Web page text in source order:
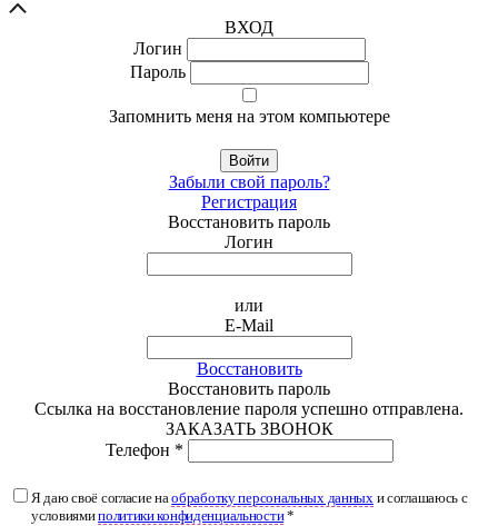
ВХОД
Логин
Пароль
Запомнить меня на этом компьютере
Войти
Забыли свой пароль?
Регистрация
Восстановить пароль
Логин
или
E-Mail
Восстановить
Восстановить пароль
Ссылка на восстановление пароля успешно отправлена.
ЗАКАЗАТЬ ЗВОНОК
Телефон *
Я даю своё согласие наобработку персональных данныхи соглашаюсь с
условиямиполитики конфиденциальности*